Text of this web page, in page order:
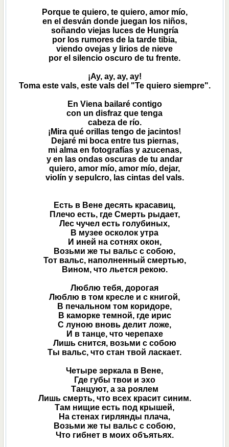
Porque te quiero, te quiero, amor mío,
en el desván donde juegan los niños,
soñando viejas luces de Hungría
por los rumores de la tarde tibia,
viendo ovejas y lirios de nieve
por el silencio oscuro de tu frente.
¡Ay, ay, ay, ay!
Toma este vals, este vals del "Te quiero siempre".
En Viena bailaré contigo
con un disfraz que tenga
cabeza de río.
¡Mira qué orillas tengo de jacintos!
Dejaré mi boca entre tus piernas,
mi alma en fotografías y azucenas,
y en las ondas oscuras de tu andar
quiero, amor mío, amor mío, dejar,
violín y sepulcro, las cintas del vals.
Есть в Вене десять красавиц,
Плечо есть, где Смерть рыдает,
Лес чучел есть голубиных,
В музее осколок утра
И иней на сотнях окон,
Возьми же ты вальс с собою,
Тот вальс, наполненный смертью,
Вином, что льется рекою.
Люблю тебя, дорогая
Люблю в том кресле и с книгой,
В печальном том коридоре,
В каморке темной, где ирис
С луною вновь делит ложе,
И в танце, что черепахе
Лишь снится, возьми с собою
Ты вальс, что стан твой ласкает.
Четыре зеркала в Вене,
Где губы твои и эхо
Танцуют, а за роялем
Лишь смерть, что всех красит синим.
Там нищие есть под крышей,
На стенах гирлянды плача,
Возьми же ты вальс с собою,
Что гибнет в моих объятьях.